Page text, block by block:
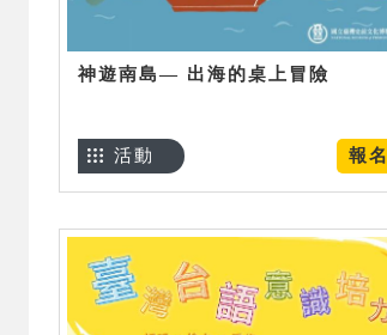
神遊南島— 出海的桌上冒險
報名
活動